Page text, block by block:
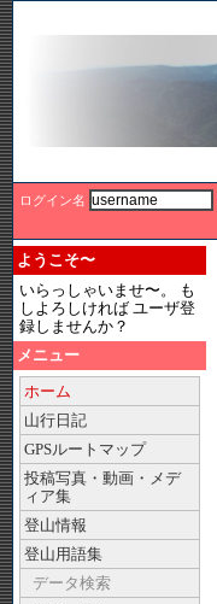
ログイン名
ようこそ〜
いらっしゃいませ〜。 も
しよろしければ ユーザ登
録しませんか？
メニュー
ホーム
山行日記
GPSルートマップ
投稿写真・動画・メデ
ィア集
登山情報
登山用語集
データ検索